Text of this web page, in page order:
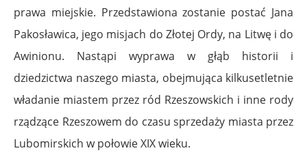
prawa miejskie. Przedstawiona zostanie postać Jana
Pakosławica, jego misjach do Złotej Ordy, na Litwę i do
Awinionu. Nastąpi wyprawa w głąb historii i
dziedzictwa naszego miasta, obejmująca kilkusetletnie
władanie miastem przez ród Rzeszowskich i inne rody
rządzące Rzeszowem do czasu sprzedaży miasta przez
Lubomirskich w połowie XIX wieku.